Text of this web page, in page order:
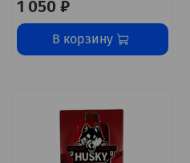
1 050 ₽
В корзину